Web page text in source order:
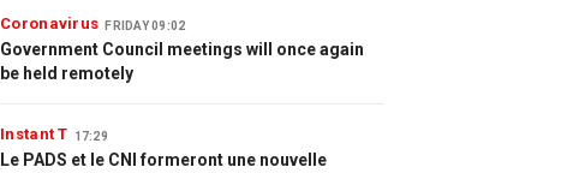
Coronavirus FRIDAY 09:02
Government Council meetings will once again
be held remotely
Instant T 17:29
Le PADS et le CNI formeront une nouvelle